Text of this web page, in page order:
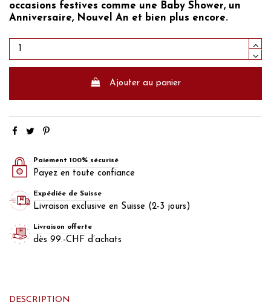
occasions festives comme une Baby Shower, un
Anniversaire, Nouvel An et bien plus encore.
Ajouter au panier
Paiement 100% sécurisé
Payez en toute confiance
Expédiée de Suisse
Livraison exclusive en Suisse (2-3 jours)
Livraison offerte
dès 99.-CHF d’achats
DESCRIPTION